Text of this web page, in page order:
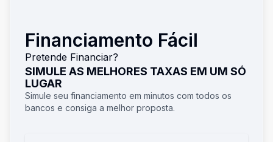
Financiamento Fácil
Pretende Financiar?
SIMULE AS MELHORES TAXAS EM UM SÓ
LUGAR
Simule seu financiamento em minutos com todos os
bancos e consiga a melhor proposta.